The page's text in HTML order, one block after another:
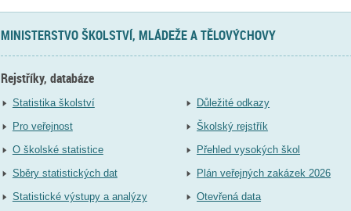
MINISTERSTVO ŠKOLSTVÍ, MLÁDEŽE A TĚLOVÝCHOVY
Rejstříky, databáze
Statistika školství
Pro veřejnost
O školské statistice
Sběry statistických dat
Statistické výstupy a analýzy
Důležité odkazy
Školský rejstřík
Přehled vysokých škol
Plán veřejných zakázek 2026
Otevřená data